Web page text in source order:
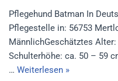
Pflegehund Batman In
Pflegestelle in: 56753
MännlichGeschätztes
Schulterhöhe: ca. 50 – 59
… Weiterlesen »